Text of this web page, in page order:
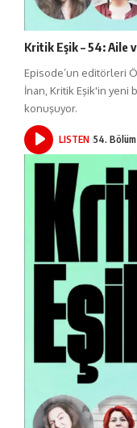
Kritik Eşik – 54: Aile
Episode’un editörleri
İnan, Kritik Eşik'in yeni
konuşuyor.
LISTEN 54. Bölüm